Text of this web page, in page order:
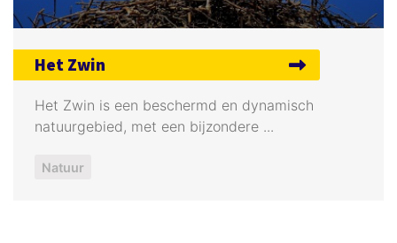
Het Zwin
Het Zwin is een beschermd en dynamisch
natuurgebied, met een bijzondere ...
Natuur